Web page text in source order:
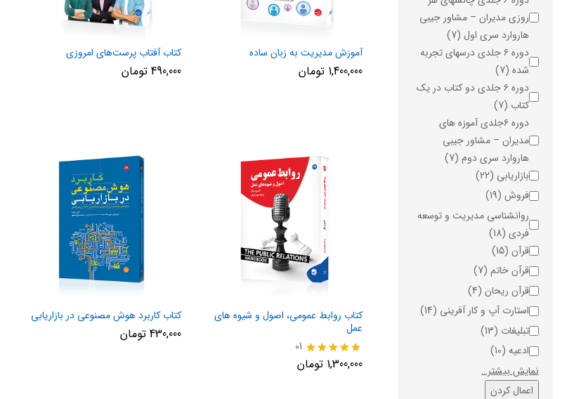
آموزش مدیریت به زبان ساده
1,400,000 تومان
کتاب آفتاب پرست‌های امروزی
490,000 تومان
کتاب روابط عمومی، اصول و شیوه های
عمل
نمره
5.00
01
1,300,000 تومان
کتاب کاربرد هوش مصنوعی در بازاریابی
430,000 تومان
روزی مدیران – مشاور جیبی
هاروارد سری اول (7)
دوره ۶ جلدی درسهای تجربه
شده (7)
دوره ۶ جلدی دو کتاب در یک
کتاب (7)
دوره ۶جلدی آموزه های
مدیران – مشاور جیبی
هاروارد سری دوم (7)
بازاریابی (22)
فروش (19)
روانشناسی مدیریت و توسعه
فردی (18)
قرآن (15)
قرآن خاتم (7)
قرآن ریحان (4)
استارت آپ و کار آفرینی (14)
تبلیغات (13)
ادعیه (10)
نمایش بیشتر…
اعمال کردن